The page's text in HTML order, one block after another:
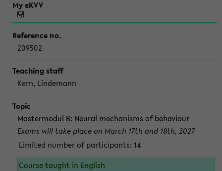
209502
Kern, Lindemann
Mastermodul B: Neural mechanisms of behaviour
Exams will take place on March 17th and 18th, 2027
Limited number of participants: 14
Course taught in English